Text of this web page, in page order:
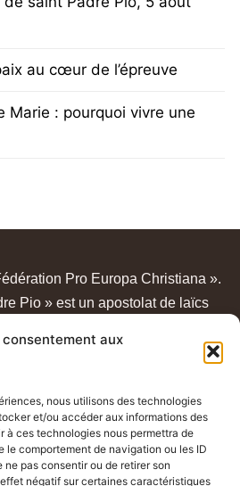
consentement aux
nous utilisons des technologies
et/ou accéder aux informations des
à ces technologies nous permettra de
le comportement de navigation ou les ID
pas consentir ou de retirer son
négatif sur certaines caractéristiques
au cœur de l’épreuve
Marie : pourquoi vivre une
Pro Europa Christiana ».
Pio » est un apostolat de laïcs